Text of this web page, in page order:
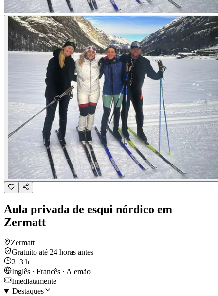
Aula privada de esqui nórdico em
Zermatt
Zermatt
Gratuito até 24 horas antes
2–3 h
Inglês · Francês · Alemão
Imediatamente
Destaques